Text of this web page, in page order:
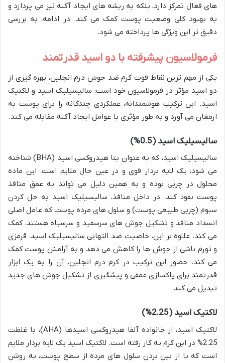
های فعال تمرکز دارد، بلکه به ریشه های ایجاد آکنه نیز می پردازد و
به بهبود کلی وضعیت پوست کمک می کند. در ادامه، به بررسی
دقیق تر این ویژگی ها پرداخته می شود.
فرمولاسیون پیشرفته با دو اسید قدرتمند
یکی از مهم ترین نقاط قوت کرم ضد جوش درم انجلین، بهره گیری از
دو اسید مؤثر در فرمولاسیون خود است: سالیسیلیک اسید و لاکتیک
اسید. این ترکیب هوشمندانه، عملکردی چندگانه را برای پوست به
ارمغان می آورد و به طور مؤثری با عوامل ایجاد آکنه مقابله می کند.
سالیسیلیک اسید (0.5%)
سالیسیلیک اسید، که به عنوان بتا هیدروکسی اسید (BHA) شناخته
می شود، یک لایه بردار قوی و در عین حال ملایم است. این ماده
محلول در چربی بوده و به همین دلیل می تواند به عمق منافذ
پوست نفوذ کند. در داخل منافذ، سالیسیلیک اسید به حل کردن
سبوم (چربی طبیعی پوست) و سلول های مرده پوست که عامل اصلی
انسداد منافذ و تشکیل جوش های سرسفید و سرسیاه هستند، کمک
می کند. علاوه بر این، خاصیت ضد التهابی سالیسیلیک اسید، قرمزی
و تورم ناشی از جوش ها را کاهش می دهد و به آرامش پوست کمک
می کند. حضور این ترکیب در کرم درم انجلین، آن را به یک ابزار
قدرتمند برای پاکسازی عمقی و پیشگیری از تشکیل جوش های جدید
تبدیل می کند.
لاکتیک اسید (2.25%)
لاکتیک اسید، از خانواده آلفا هیدروکسی اسیدها (AHA)، با غلظت
2.25% در این کرم به کار رفته است. لاکتیک اسید یک لایه بردار ملایم
است که با از بین بردن سلول های مرده از سطح پوست، به روشن